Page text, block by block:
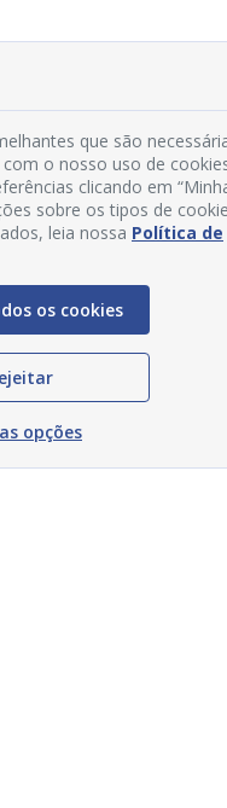
que são
o nosso uso de
clicando em
sobre os tipos de
leia nossa Política de
os cookies
opções